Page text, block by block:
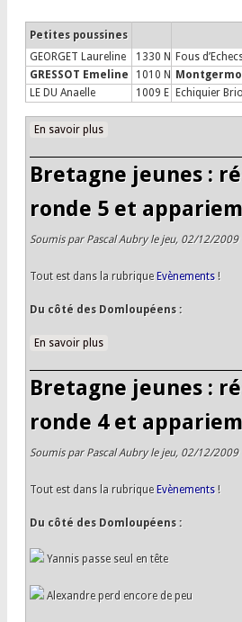
Petites poussines
GEORGET Laureline
1330 N Fous
GRESSOT Emeline
1010 N
LE DU Anaelle
1009 E Echiquier
En savoir plusà propos de Les qualifié(e)s
Bretagne jeunes :
ronde 5 et
Soumis parPascal Aubryle jeu, 02/12/2009
Tout est dans la rubriqueEvènements!
Du côté des Domloupéens :
En savoir plusà propos de Bretagne
Bretagne jeunes :
ronde 4 et
Soumis parPascal Aubryle jeu, 02/12/2009
Tout est dans la rubriqueEvènements!
Du côté des Domloupéens :
Yannis passe seul en tête
Alexandre perd encore de peu